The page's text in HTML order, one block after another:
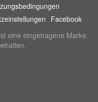
Facebook
eine eingetragene Marke.